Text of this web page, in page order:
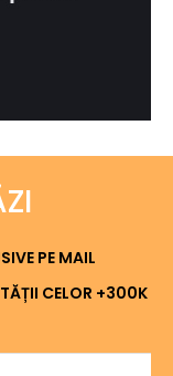
PE MAIL
CELOR +300K